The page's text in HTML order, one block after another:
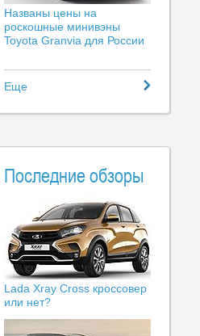
Названы цены на
роскошные минивэны
Toyota Granvia для России
Еще
Последние обзоры
Lada Xray Cross кроссовер
или нет?